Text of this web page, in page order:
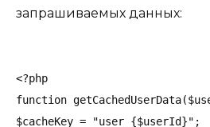
запрашиваемых данных:
<?php
function
$cacheKey = "user_{$userId}";